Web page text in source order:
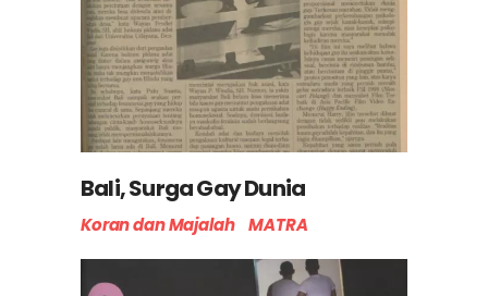
Bali, Surga Gay Dunia
Koran dan Majalah MATRA